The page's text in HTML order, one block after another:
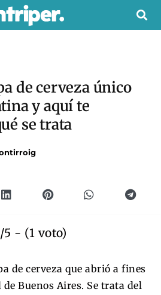
de cerveza único
y aquí te
se trata
5 - (1 voto)
de cerveza que abrió a fines
Buenos Aires. Se trata del